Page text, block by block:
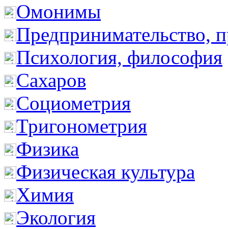
Омонимы
Предпринимательство,
Психология, философия
Сахаров
Социометрия
Тригонометрия
Физика
Физическая культура
Химия
Экология